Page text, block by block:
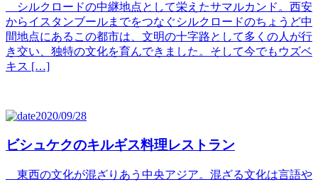
シルクロードの中継地点として栄えたサマルカンド。西安
からイスタンブールまでをつなぐシルクロードのちょうど中
間地点にあるこの都市は、文明の十字路として多くの人が行
き交い、独特の文化を育んできました。そして今でもウズベ
キス […]
2020/09/28
ビシュケクのキルギス料理レストラン
東西の文化が混ざりあう中央アジア。混ざる文化は言語や